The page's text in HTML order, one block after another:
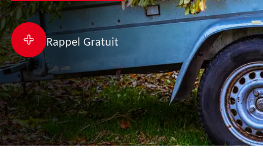
Rappel Gratuit